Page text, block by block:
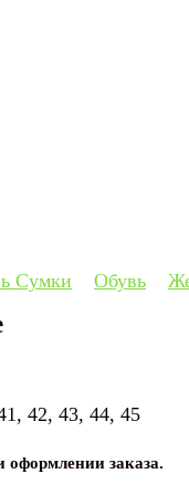
Сумки Обувь
42, 43, 44, 45
оформлении заказа.